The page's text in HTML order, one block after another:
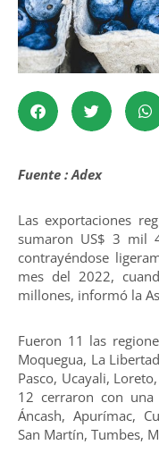
Fuente : Adex
Las exportaciones
sumaron US$ 3 mil
contrayéndose
mes del 2022,
millones, informó la
Fueron 11 las
Moquegua, La
Pasco, Ucayali,
12 cerraron con una
Áncash, Apurímac,
San Martín, Tumbes,